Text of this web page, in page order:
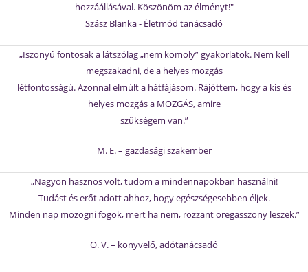
hozzáállásával. Köszönöm az élményt!"
Szász Blanka - Életmód tanácsadó
„Iszonyú fontosak a látszólag „nem komoly” gyakorlatok. Nem kell
megszakadni, de a helyes mozgás
létfontosságú. Azonnal elmúlt a hátfájásom. Rájöttem, hogy a kis és
helyes mozgás a MOZGÁS, amire
szükségem van.”
M. E. – gazdasági szakember
„Nagyon hasznos volt, tudom a mindennapokban használni!
Tudást és erőt adott ahhoz, hogy egészségesebben éljek.
Minden nap mozogni fogok, mert ha nem, rozzant öregasszony leszek.”
O. V. – könyvelő, adótanácsadó